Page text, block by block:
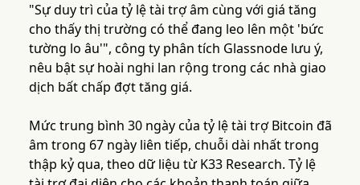
"Sự duy trì của tỷ lệ tài trợ âm cùng với giá tăng
cho thấy thị trường có thể đang leo lên một 'bức
tường lo âu'", công ty phân tích Glassnode lưu ý,
nêu bật sự hoài nghi lan rộng trong các nhà giao
dịch bất chấp đợt tăng giá.
Mức trung bình 30 ngày của tỷ lệ tài trợ Bitcoin đã
âm trong 67 ngày liên tiếp, chuỗi dài nhất trong
thập kỷ qua, theo dữ liệu từ K33 Research. Tỷ lệ